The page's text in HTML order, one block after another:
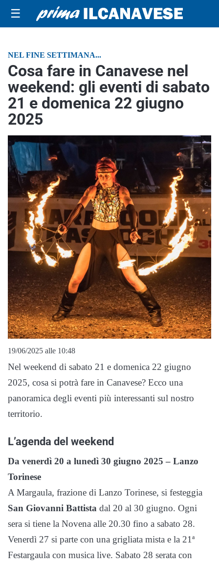
☰
NEL FINE SETTIMANA...
Cosa fare in Canavese nel
weekend: gli eventi di sabato
21 e domenica 22 giugno
2025
19/06/2025 alle 10:48
Nel weekend di sabato 21 e domenica 22 giugno
2025, cosa si potrà fare in Canavese? Ecco una
panoramica degli eventi più interessanti sul nostro
territorio.
L’agenda del weekend
Da venerdì 20 a lunedì 30 giugno 2025 – Lanzo
Torinese
A Margaula, frazione di Lanzo Torinese, si festeggia
San Giovanni Battista dal 20 al 30 giugno. Ogni
sera si tiene la Novena alle 20.30 fino a sabato 28.
Venerdì 27 si parte con una grigliata mista e la 21ª
Festargaula con musica live. Sabato 28 serata con